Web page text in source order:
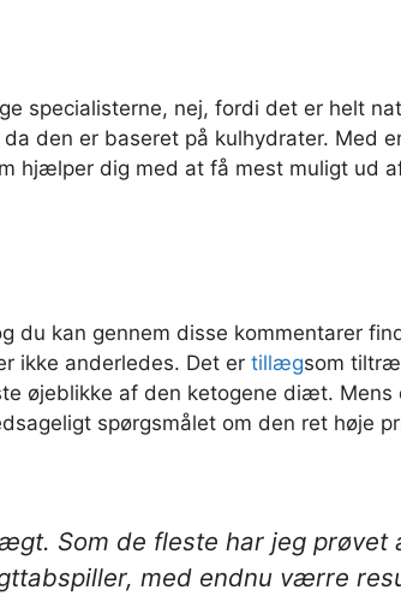
specialisterne, nej, fordi det er helt
den er baseret på kulhydrater. Med
hjælper dig med at få mest muligt ud
du kan gennem disse kommentarer
ikke anderledes. Det er tillægsom
øjeblikke af den ketogene diæt. Mens
spørgsmålet om den ret høje
Som de fleste har jeg
med endnu værre